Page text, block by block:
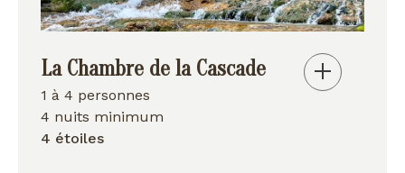
La Chambre de la Cascade
1 à 4 personnes
4 nuits minimum
4 étoiles